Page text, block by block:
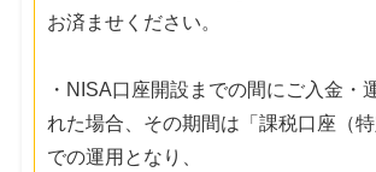
お済ませください。
・NISA口座開設までの間にご入金・
れた場合、その期間は「課税口座（特
での運用となり、